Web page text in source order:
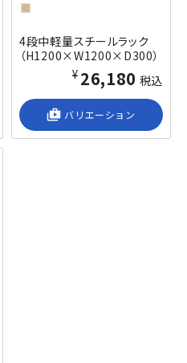
4段中軽量スチールラック
（H1200×W1200×D300）
¥26,180 税込
shop_2 バリエーション